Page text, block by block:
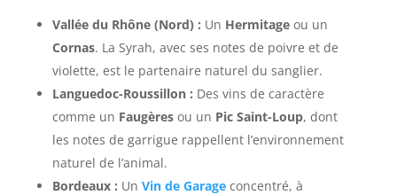
Vallée du Rhône (Nord) : Un Hermitageou un
Cornas. La Syrah, avec ses notes de poivre et de
violette, est le partenaire naturel du sanglier.
Languedoc-Roussillon : Des vins de caractère
comme un Faugèresou un Pic Saint-Loup, dont
les notes de garrigue rappellent l’environnement
naturel de l’animal.
Bordeaux : Un Vin de Garageconcentré, à